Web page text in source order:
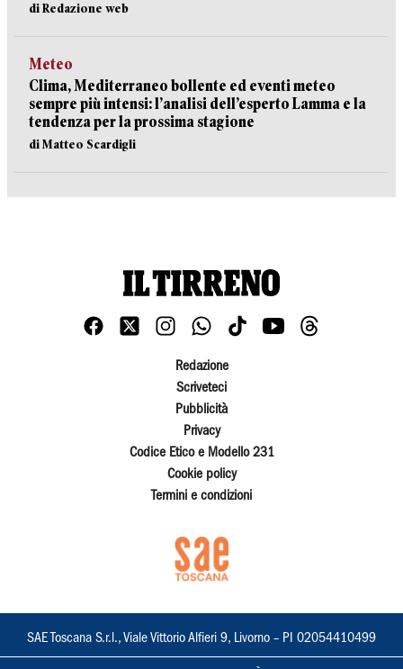
di Redazione web
Meteo
Clima, Mediterraneo bollente ed eventi meteo
sempre più intensi: l’analisi dell’esperto Lamma e la
tendenza per la prossima stagione
di Matteo Scardigli
Redazione
Scriveteci
Pubblicità
Privacy
Codice Etico e Modello 231
Cookie policy
Termini e condizioni
SAE Toscana S.r.l., Viale Vittorio Alfieri 9, Livorno – PI 02054410499